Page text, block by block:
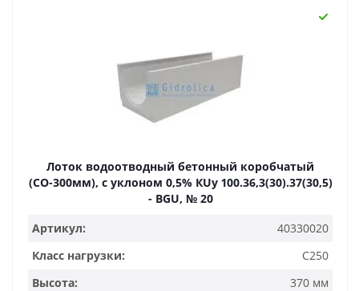
Лоток водоотводный бетонный коробчатый
(СО-300мм), с уклоном 0,5% КUу 100.36,3(30).37(30,5)
- BGU, № 20
Артикул:
40330020
Класс нагрузки:
C250
Высота:
370 мм